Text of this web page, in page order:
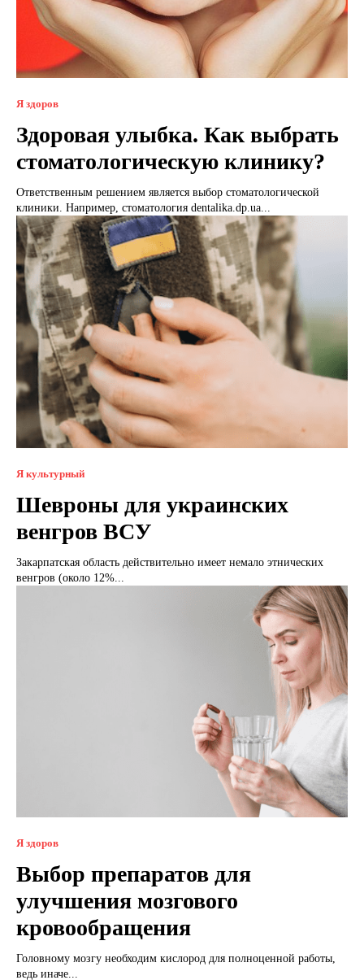
Я здоров
Здоровая улыбка. Как выбрать
стоматологическую клинику?
Ответственным решением является выбор стоматологической
клиники. Например, стоматология dentalika.dp.ua...
Я культурный
Шевроны для украинских
венгров ВСУ
Закарпатская область действительно имеет немало этнических
венгров (около 12%...
Я здоров
Выбор препаратов для
улучшения мозгового
кровообращения
Головному мозгу необходим кислород для полноценной работы,
ведь иначе...